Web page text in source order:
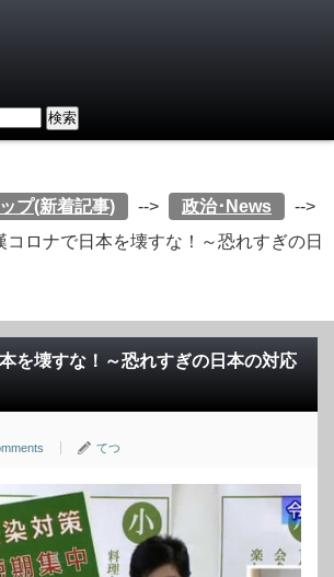
ップ(新着記事) --> 政治･News
-->
コロナで日本を壊すな！～恐れすぎの日
を壊すな！～恐れすぎの日本の対応
てつ